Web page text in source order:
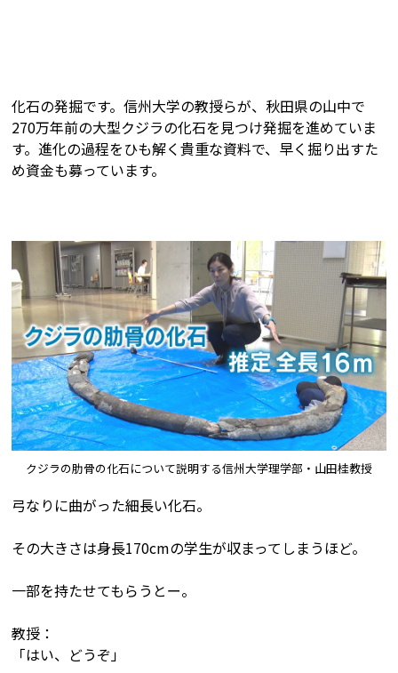
化石の発掘です。信州大学の教授らが、秋田県の山中で
270万年前の大型クジラの化石を見つけ発掘を進めていま
す。進化の過程をひも解く貴重な資料で、早く掘り出すた
め資金も募っています。
クジラの肋骨の化石について説明する信州大学理学部・山田桂教授
弓なりに曲がった細長い化石。
その大きさは身長170cmの学生が収まってしまうほど。
一部を持たせてもらうとー。
教授：
「はい、どうぞ」